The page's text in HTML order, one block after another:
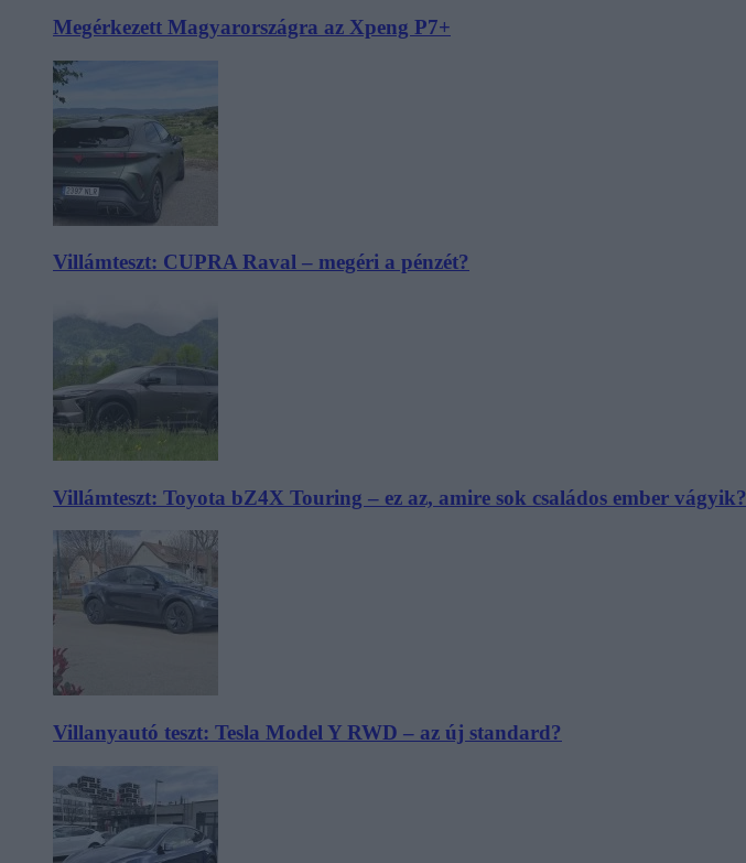
Megérkezett Magyarországra az Xpeng P7+
Villámteszt: CUPRA Raval – megéri a pénzét?
Villámteszt: Toyota bZ4X Touring – ez az, amire sok családos ember vágyik?
Villanyautó teszt: Tesla Model Y RWD – az új standard?